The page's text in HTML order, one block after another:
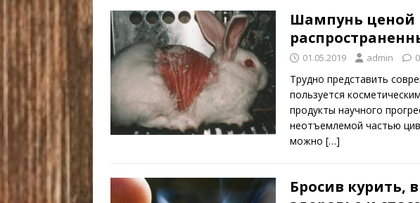
Шампунь ценой
01.05.2019 admin 0
Трудно представить
пользуется
продукты научного
неотъемлемой частью
можно […]
Бросив курить,